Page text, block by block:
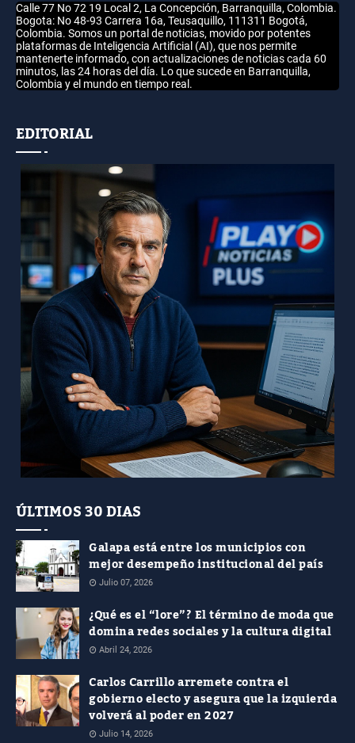
Calle 77 No 72 19 Local 2, La Concepción, Barranquilla, Colombia.
Bogota: No 48-93 Carrera 16a, Teusaquillo, 111311 Bogotá,
Colombia. Somos un portal de noticias, movido por potentes
plataformas de Inteligencia Artificial (AI), que nos permite
mantenerte informado, con actualizaciones de noticias cada 60
minutos, las 24 horas del día. Lo que sucede en Barranquilla,
Colombia y el mundo en tiempo real.
EDITORIAL
ÚLTIMOS 30 DIAS
Galapa está entre los municipios con
mejor desempeño institucional del país
Julio 07, 2026
¿Qué es el “lore”? El término de moda que
domina redes sociales y la cultura digital
Abril 24, 2026
Carlos Carrillo arremete contra el
gobierno electo y asegura que la izquierda
volverá al poder en 2027
Julio 14, 2026